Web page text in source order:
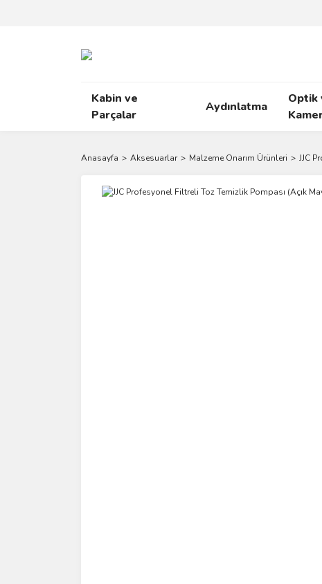
Kabin ve
Parçalar
Aydınlatma
Optik
Anasayfa Aksesuarlar Malzeme Onarım Ürünleri JJC